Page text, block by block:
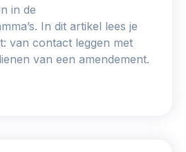
in de
In dit artikel lees je
van contact leggen met
van een amendement.